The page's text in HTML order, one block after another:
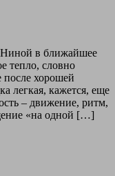
в ближайшее
тепло, словно
после хорошей
легкая, кажется, еще
– движение, ритм,
«на одной […]